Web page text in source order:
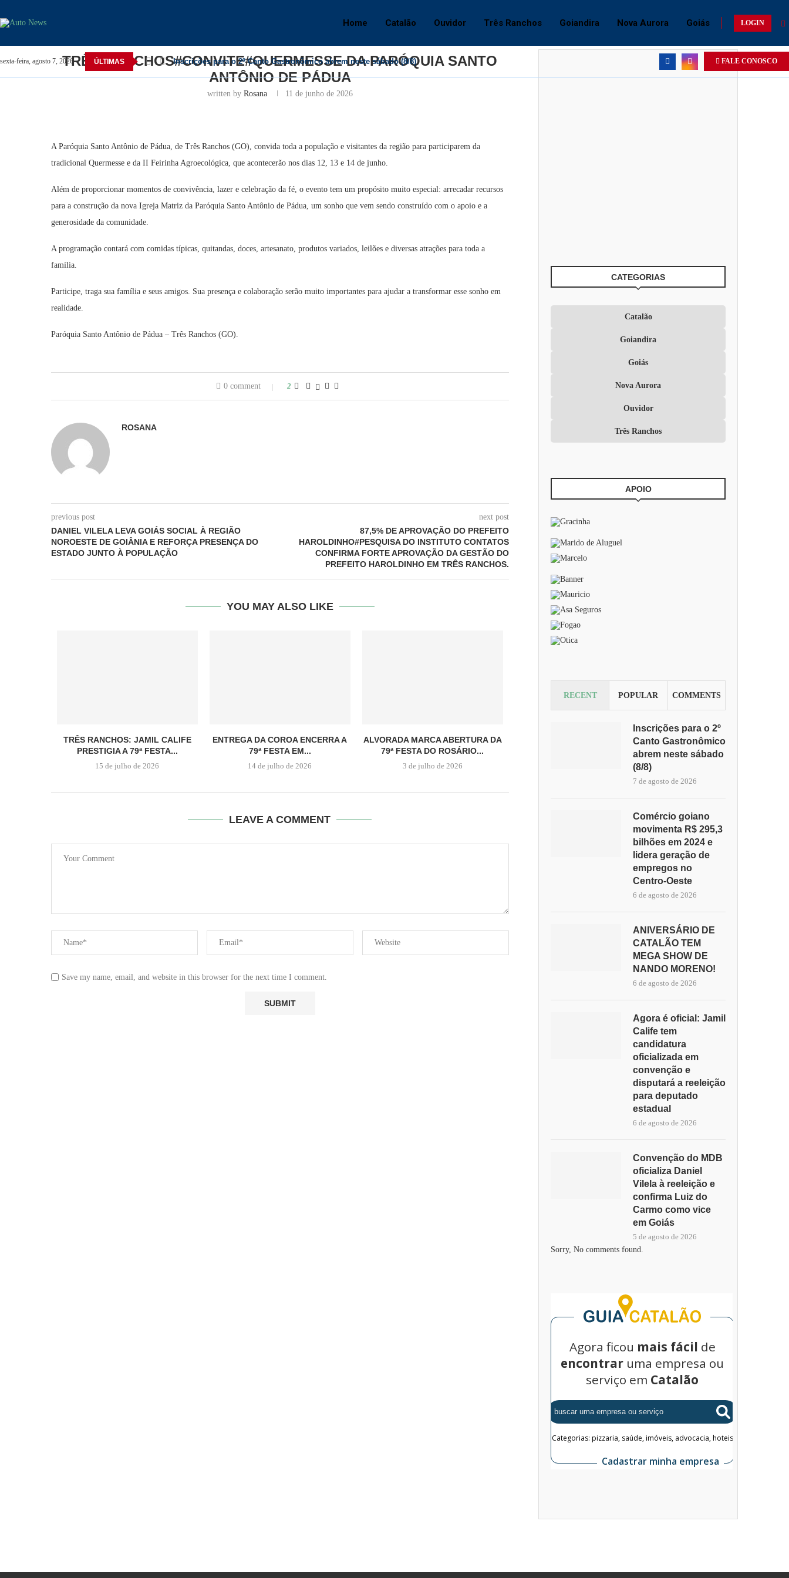
Home Catalão Ouvidor Três Ranchos Goiandira Nova Aurora Goiás LOGIN
sexta-feira, agosto 7, 2026 ÚLTIMAS Inscrições para o 2º Canto Gastronômico abrem neste sábado (8/8) FALE CONOSCO
Três Ranchos#Convite#Quermesse da paróquia Santo Antônio de Pádua
TRÊS RANCHOS#CONVITE#QUERMESSE DA PARÓQUIA SANTO
ANTÔNIO DE PÁDUA
written by Rosana 11 de junho de 2026
A Paróquia Santo Antônio de Pádua, de Três Ranchos (GO), convida toda a população e visitantes da região para participarem da
tradicional Quermesse e da II Feirinha Agroecológica, que acontecerão nos dias 12, 13 e 14 de junho.
Além de proporcionar momentos de convivência, lazer e celebração da fé, o evento tem um propósito muito especial: arrecadar recursos
para a construção da nova Igreja Matriz da Paróquia Santo Antônio de Pádua, um sonho que vem sendo construído com o apoio e a
generosidade da comunidade.
A programação contará com comidas típicas, quitandas, doces, artesanato, produtos variados, leilões e diversas atrações para toda a
família.
Participe, traga sua família e seus amigos. Sua presença e colaboração serão muito importantes para ajudar a transformar esse sonho em
realidade.
Paróquia Santo Antônio de Pádua – Três Ranchos (GO).
0 comment 2
ROSANA
previous post
DANIEL VILELA LEVA GOIÁS SOCIAL À REGIÃO
NOROESTE DE GOIÂNIA E REFORÇA PRESENÇA DO
ESTADO JUNTO À POPULAÇÃO
next post
87,5% DE APROVAÇÃO DO PREFEITO
HAROLDINHO#PESQUISA DO INSTITUTO CONTATOS
CONFIRMA FORTE APROVAÇÃO DA GESTÃO DO
PREFEITO HAROLDINHO EM TRÊS RANCHOS.
YOU MAY ALSO LIKE
TRÊS RANCHOS: JAMIL CALIFE
PRESTIGIA A 79ª FESTA...
15 de julho de 2026
ENTREGA DA COROA ENCERRA A
79ª FESTA EM...
14 de julho de 2026
ALVORADA MARCA ABERTURA DA
79ª FESTA DO ROSÁRIO...
3 de julho de 2026
LEAVE A COMMENT
Save my name, email, and website in this browser for the next time I comment.
CATEGORIAS
Catalão
Goiandira
Goiás
Nova Aurora
Ouvidor
Três Ranchos
APOIO
RECENT POPULAR COMMENTS
Inscrições para o 2º
Canto Gastronômico
abrem neste sábado
(8/8)
7 de agosto de 2026
Comércio goiano
movimenta R$ 295,3
bilhões em 2024 e
lidera geração de
empregos no
Centro-Oeste
6 de agosto de 2026
ANIVERSÁRIO DE
CATALÃO TEM
MEGA SHOW DE
NANDO MORENO!
6 de agosto de 2026
Agora é oficial: Jamil
Calife tem
candidatura
oficializada em
convenção e
disputará a reeleição
para deputado
estadual
6 de agosto de 2026
Convenção do MDB
oficializa Daniel
Vilela à reeleição e
confirma Luiz do
Carmo como vice
em Goiás
5 de agosto de 2026
Sorry, No comments found.